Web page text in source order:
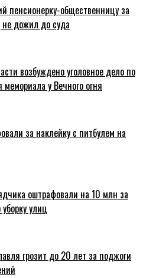
пенсионерку-общественницу за
дожил до суда
возбуждено уголовное дело по
мемориала у Вечного огня
за наклейку с питбулем на
оштрафовали на 10 млн за
улиц
грозит до 20 лет за поджоги